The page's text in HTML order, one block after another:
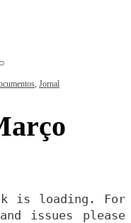
, Jornal
is loading. For
issues please